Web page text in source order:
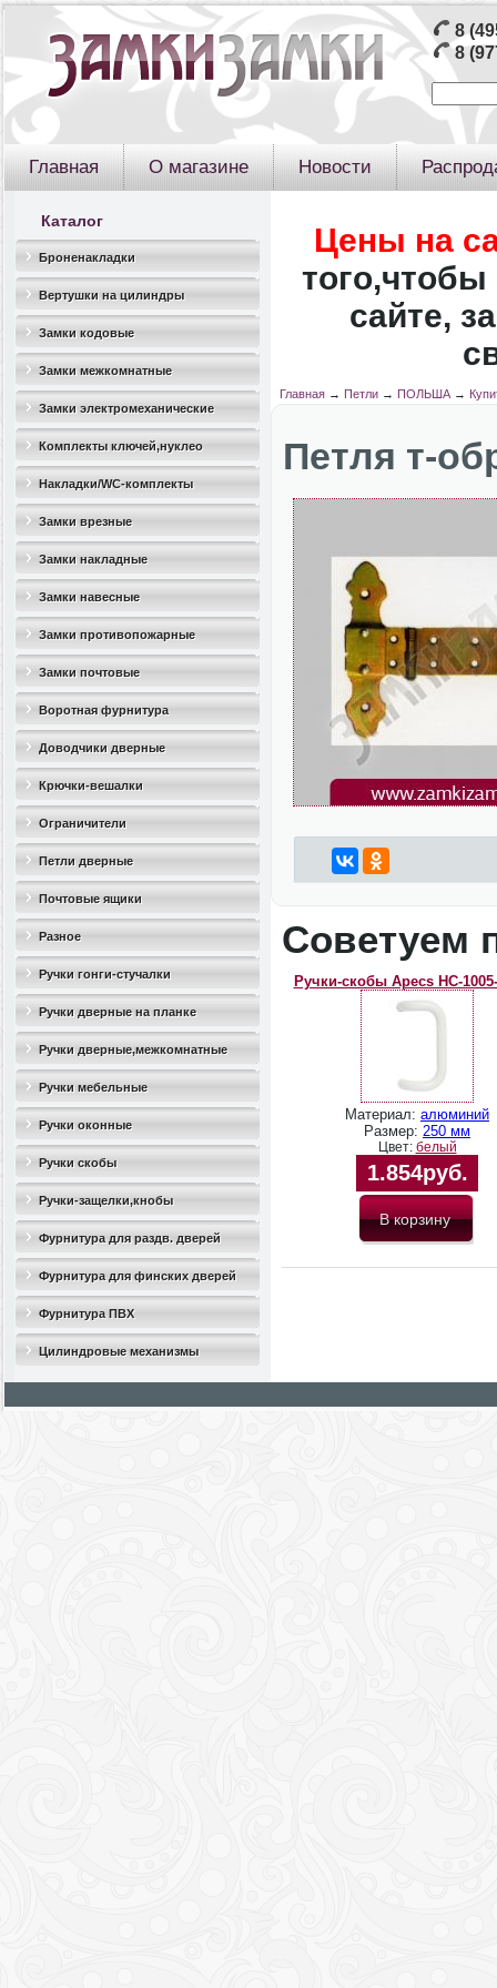
8
8
Главная О магазине Новости
Каталог
Броненакладки
Вертушки на цилиндры
Замки кодовые
Замки межкомнатные
Замки электромеханические
Комплекты ключей,нуклео
Накладки/WC-комплекты
Замки врезные
Замки накладные
Замки навесные
Замки противопожарные
Замки почтовые
Воротная фурнитура
Доводчики дверные
Крючки-вешалки
Ограничители
дверные(стопоры)
Петли дверные
Почтовые ящики
Разное
Ручки гонги-стучалки
Ручки дверные на планке
Ручки дверные,межкомнатные
Ручки мебельные
Ручки оконные
Ручки скобы
Ручки-защелки,кнобы
Фурнитура для раздв. дверей
Фурнитура для финских дверей
Фурнитура ПВХ
Цилиндровые механизмы
Цены на
того,чтобы
сайте,
Главная→ Петли→ ПОЛЬША→
Петля т-
Советуем
Ручки-скобы Apecs HC-
Материал: алюминий
Размер: 250 мм
Цвет: белый
1.854руб.